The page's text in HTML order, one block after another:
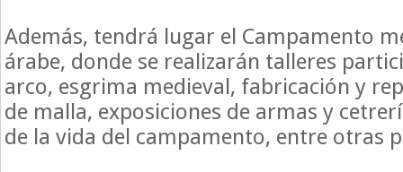
Además, tendrá lugar el Campamento
árabe, donde se realizarán talleres
arco, esgrima medieval, fabricación y
de malla, exposiciones de armas y
de la vida del campamento, entre otras